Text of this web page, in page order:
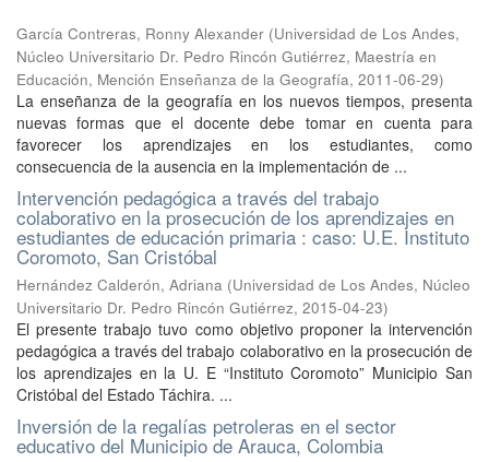
García Contreras, Ronny Alexander (Universidad de Los Andes,
Núcleo Universitario Dr. Pedro Rincón Gutiérrez, Maestría en
Educación, Mención Enseñanza de la Geografía, 2011-06-29)
La enseñanza de la geografía en los nuevos tiempos, presenta
nuevas formas que el docente debe tomar en cuenta para
favorecer los aprendizajes en los estudiantes, como
consecuencia de la ausencia en la implementación de ...
Intervención pedagógica a través del trabajo
colaborativo en la prosecución de los aprendizajes en
estudiantes de educación primaria : caso: U.E. Instituto
Coromoto, San Cristóbal
Hernández Calderón, Adriana (Universidad de Los Andes, Núcleo
Universitario Dr. Pedro Rincón Gutiérrez, 2015-04-23)
El presente trabajo tuvo como objetivo proponer la intervención
pedagógica a través del trabajo colaborativo en la prosecución de
los aprendizajes en la U. E “Instituto Coromoto” Municipio San
Cristóbal del Estado Táchira. ...
Inversión de la regalías petroleras en el sector
educativo del Municipio de Arauca, Colombia